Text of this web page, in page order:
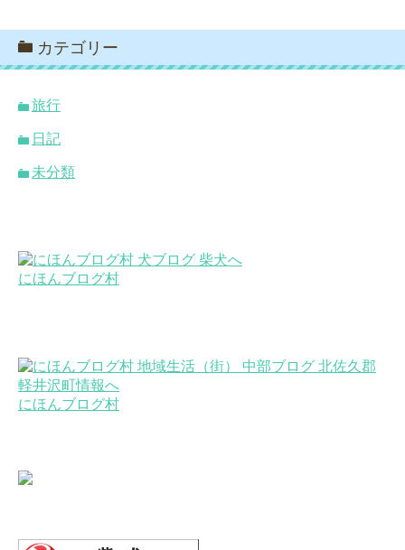
カテゴリー
旅行
日記
未分類
にほんブログ村
にほんブログ村